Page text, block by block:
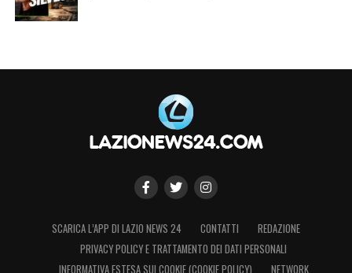
SCARICA L’APP DI LAZIO NEWS 24 CONTATTI
REDAZIONE
PRIVACY POLICY E TRATTAMENTO DEI DATI PERSONALI
INFORMATIVA ESTESA SUI COOKIE (COOKIE POLICY)
NETWORK